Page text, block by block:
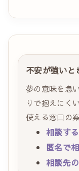
不安が強いと
夢の意味を急
りで抱えにく
使える窓口の
相談す
匿名で
相談先